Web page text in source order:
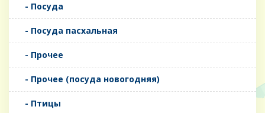
- Посуда
- Посуда пасхальная
- Прочее
- Прочее (посуда новогодняя)
- Птицы